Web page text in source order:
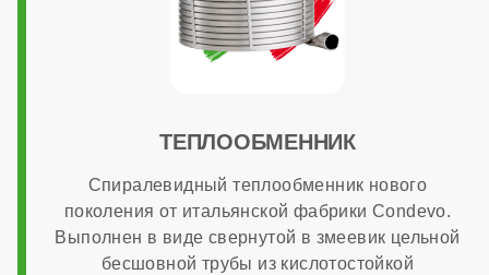
Работа на сжиженном газе
есть
ТЕПЛООБМЕННИК
Спиралевидный теплообменник нового
поколения от итальянской фабрики Condevo.
Выполнен в виде свернутой в змеевик цельной
бесшовной трубы из кислотостойкой